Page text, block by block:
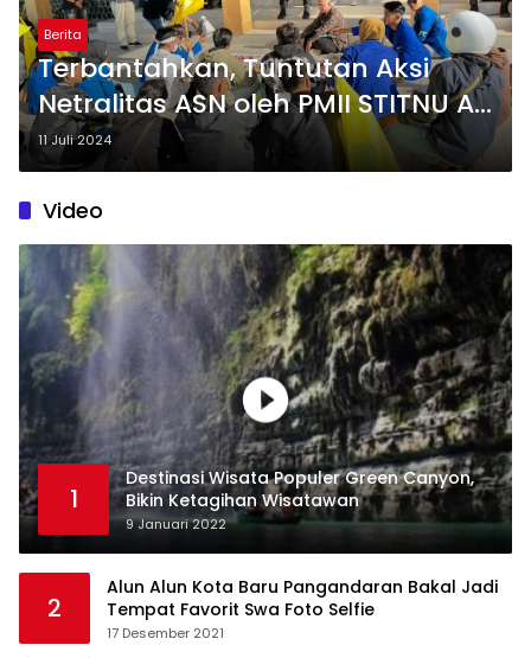
Berita
Terbantahkan, Tuntutan Aksi
Netralitas ASN oleh PMII STITNU AL
FARABI Pangandaran di Pilkada
2024
11 Juli 2024
Video
1
Destinasi Wisata Populer Green Canyon,
Bikin Ketagihan Wisatawan
9 Januari 2022
2
Alun Alun Kota Baru Pangandaran Bakal Jadi
Tempat Favorit Swa Foto Selfie
17 Desember 2021